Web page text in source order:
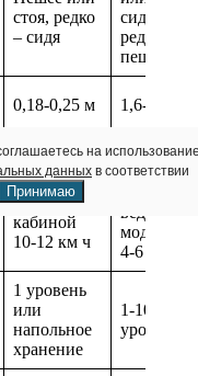
стоя, редко
– сидя
сидя,
редко –
пешее
0,18-0,25 м 1,6-18 м
для
моделей с
кабиной
10-12 км ч
10-15
км/ч,
ведомых
моделей
4-6 км/ч
1 уровень
или
напольное
хранение
1-10
уровней
на
данных в соответствии
Принимаю